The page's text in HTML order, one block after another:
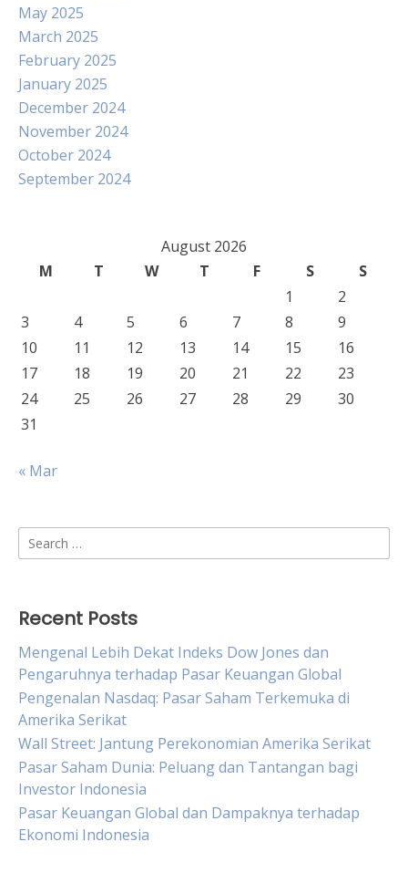
May 2025
March 2025
February 2025
January 2025
December 2024
November 2024
October 2024
September 2024
August 2026
M
T W T F S
S
1
2
3
4 5 6 7 8
9
10
11 12 13 14 15
16
17
18 19 20 21 22
23
24
25 26 27 28 29
30
31
« Mar
Search
for:
Recent Posts
Mengenal Lebih Dekat Indeks Dow Jones dan
Pengaruhnya terhadap Pasar Keuangan Global
Pengenalan Nasdaq: Pasar Saham Terkemuka di
Amerika Serikat
Wall Street: Jantung Perekonomian Amerika Serikat
Pasar Saham Dunia: Peluang dan Tantangan bagi
Investor Indonesia
Pasar Keuangan Global dan Dampaknya terhadap
Ekonomi Indonesia